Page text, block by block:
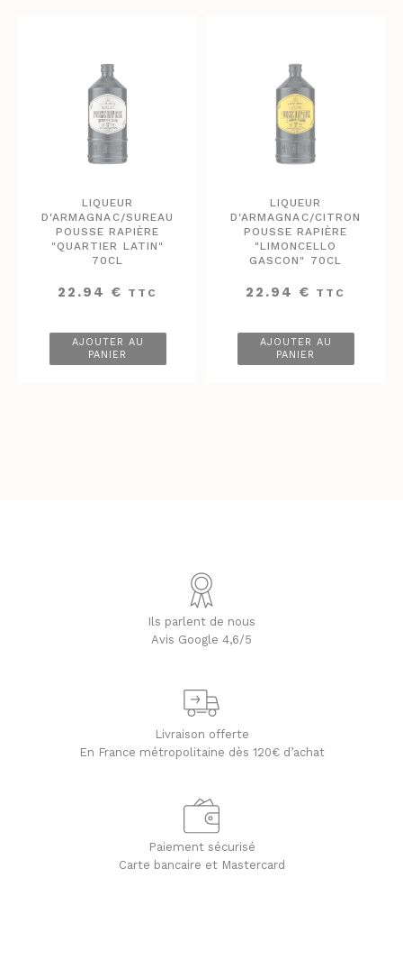
LIQUEUR
D'ARMAGNAC/SUREAU
POUSSE RAPIÈRE
"QUARTIER LATIN"
70CL
22.94 € TTC
AJOUTER AU
PANIER
LIQUEUR
D'ARMAGNAC/CITRON
POUSSE RAPIÈRE
"LIMONCELLO
GASCON" 70CL
22.94 € TTC
AJOUTER AU
PANIER
Ils parlent de nous
Avis Google 4,6/5
Livraison offerte
En France métropolitaine dès 120€ d’achat
Paiement sécurisé
Carte bancaire et Mastercard